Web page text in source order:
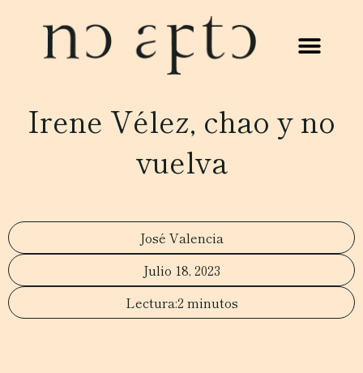
Irene Vélez, chao y no
vuelva
José Valencia
Julio 18, 2023
2 minutos